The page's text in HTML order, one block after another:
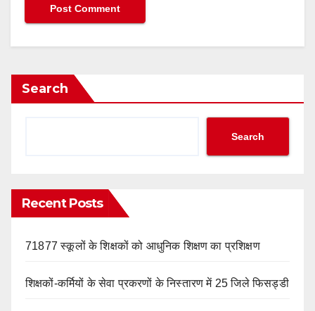
Search
Search
Recent Posts
71877 स्कूलों के शिक्षकों को आधुनिक शिक्षण का प्रशिक्षण
शिक्षकों-कर्मियों के सेवा प्रकरणों के निस्तारण में 25 जिले फिसड्डी